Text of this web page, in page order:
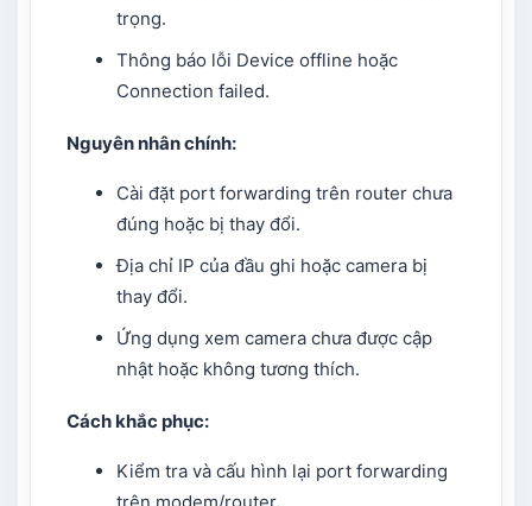
trọng.
Thông báo lỗi Device offline hoặc
Connection failed.
Nguyên nhân chính:
Cài đặt port forwarding trên router chưa
đúng hoặc bị thay đổi.
Địa chỉ IP của đầu ghi hoặc camera bị
thay đổi.
Ứng dụng xem camera chưa được cập
nhật hoặc không tương thích.
Cách khắc phục:
Kiểm tra và cấu hình lại port forwarding